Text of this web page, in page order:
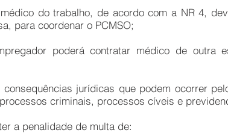
do trabalho, de acordo com a NR 4,
para coordenar o PCMSO;
poderá contratar médico de outra
jurídicas que podem ocorrer
criminais, processos cíveis e
a penalidade de multa de: